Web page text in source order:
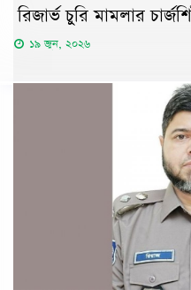
রিজার্ভ চুরি মামলার
১৯ জুন, ২০২৬